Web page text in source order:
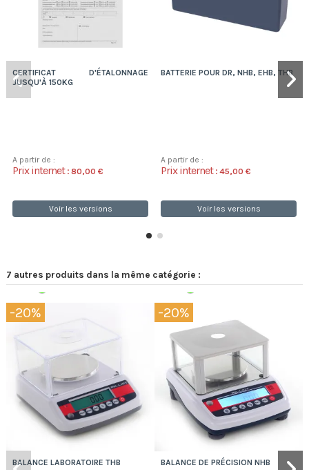
CERTIFICAT D'ÉTALONNAGE
JUSQU'À 150KG
A partir de :
Prix internet : 80,00 €
Voir les versions
BATTERIE POUR DR, NHB, EHB, THB
A partir de :
Prix internet : 45,00 €
Voir les versions
7 autres produits dans la même catégorie :
-20%
BALANCE LABORATOIRE THB
Expédition 48/72h
-20%
BALANCE DE PRÉCISION NHB
Expédition 48/72h